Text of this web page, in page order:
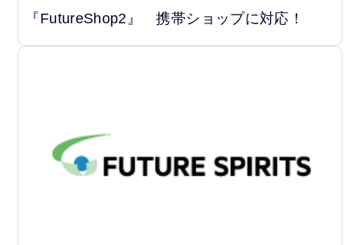
『FutureShop2』 携帯ショップに対応！